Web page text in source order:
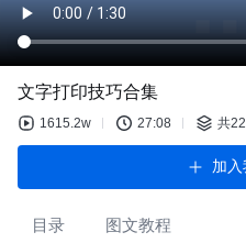
文字打印技巧合集
1615.2w 27:08 共
加入
目录 图文教程